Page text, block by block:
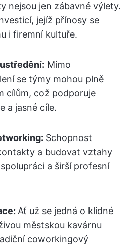
nejsou jen zábavné výlety.
jejíž přínosy se
i firemní kultuře.
Mimo
se týmy mohou plně
cílům, což podporuje
a jasné cíle.
Schopnost
a budovat vztahy
a širší profesní
Ať už se jedná o klidné
městskou kavárnu
coworkingový